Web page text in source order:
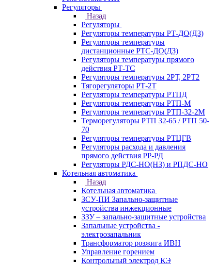
Регуляторы
Назад
Регуляторы
Регуляторы температуры РТ-ДО(ДЗ)
Регуляторы температуры
дистанционные РТС-ДО(ДЗ)
Регуляторы температуры прямого
действия РТ-ТС
Регуляторы температуры 2РТ, 2РT2
Тягорегуляторы РТ-2Т
Регуляторы температуры РТПД
Регуляторы температуры РТП-M
Регуляторы температуры РТП-32-2М
Терморегуляторы РТП 32-65 / РТП 50-
70
Регуляторы температуры РТЦГВ
Регуляторы расхода и давления
прямого действия РР-РД
Регуляторы РДС-НО(НЗ) и РПДС-НО
Котельная автоматика
Назад
Котельная автоматика
ЗСУ-ПИ Запально-защитные
устройства инжекционные
ЗЗУ – запально-защитные устройства
Запальные устройства -
электрозапальник
Трансформатор розжига ИВН
Управление горением
Контрольный электрод КЭ